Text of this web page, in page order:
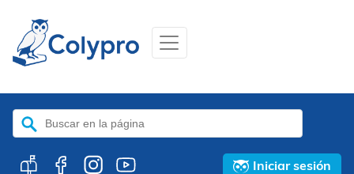
Buscar:
Iniciar sesión